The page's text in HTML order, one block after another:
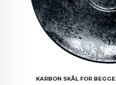
KARBON SKÅL FOR